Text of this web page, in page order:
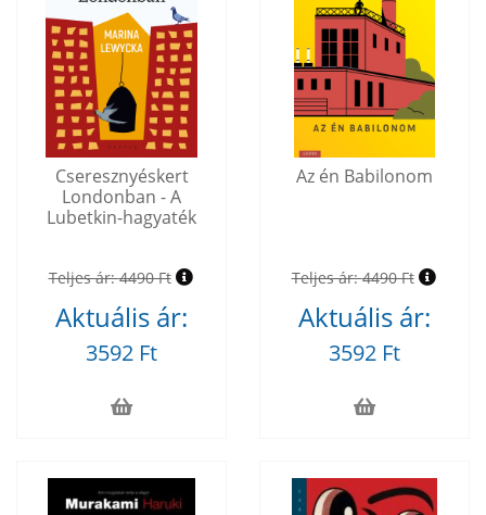
Cseresznyéskert
Londonban - A
Lubetkin-hagyaték
Teljes ár:4490 Ft
Aktuális ár:
3592 Ft
Az én Babilonom
Teljes ár:4490 Ft
Aktuális ár:
3592 Ft